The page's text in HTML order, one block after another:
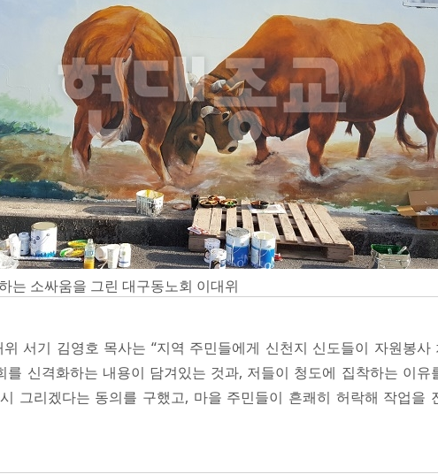
는 소싸움을 그린 대구동노회 이대위
서기 김영호 목사는 “지역 주민들에게 신천지 신도들이 자원봉사
를 신격화하는 내용이 담겨있는 것과, 저들이 청도에 집착하는 이유
그리겠다는 동의를 구했고, 마을 주민들이 흔쾌히 허락해 작업을